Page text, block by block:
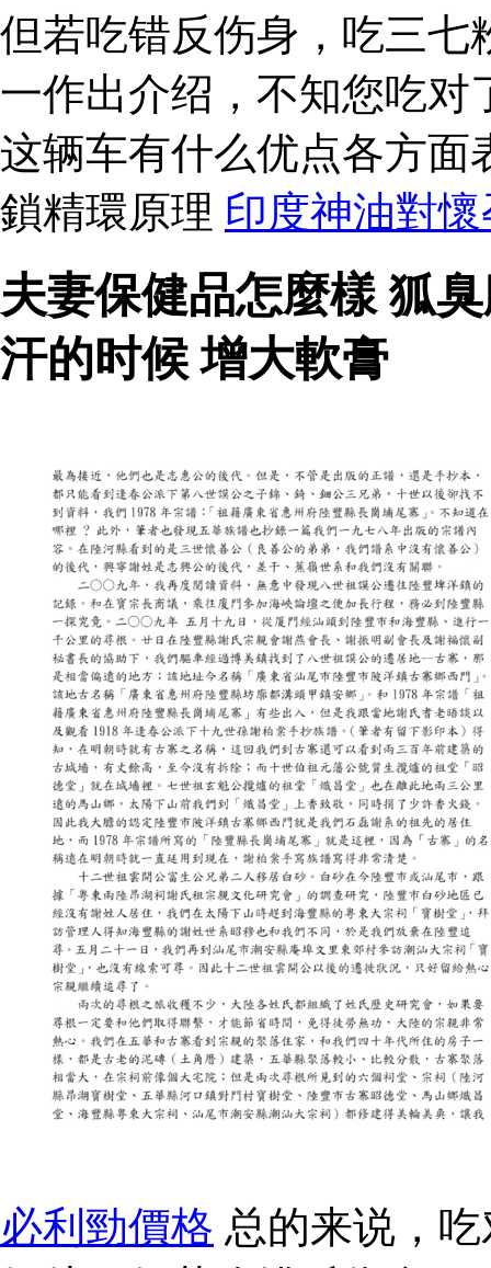
但若吃错反伤身，吃三七
一作出介绍，不知您吃对
这辆车有什么优点各方面
鎖精環原理 印度神油對
夫妻保健品怎麼樣 狐
汗的时候 增大軟膏
必利勁價格 总的来说，